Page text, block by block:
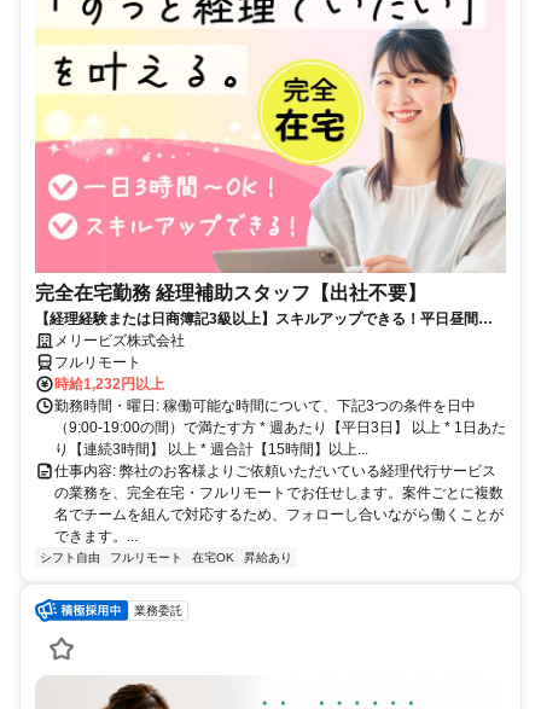
完全在宅勤務 経理補助スタッフ【出社不要】
【経理経験または日商簿記3級以上】スキルアップできる！平日昼間３h
～。完全在宅で育児・介護中の方も大歓迎♪
メリービズ株式会社
フルリモート
時給1,232円以上
勤務時間・曜日: 稼働可能な時間について、下記3つの条件を日中
（9:00-19:00の間）で満たす方 * 週あたり【平日3日】 以上 * 1日あた
り【連続3時間】 以上 * 週合計【15時間】以上...
仕事内容: 弊社のお客様よりご依頼いただいている経理代行サービス
の業務を、完全在宅・フルリモートでお任せします。案件ごとに複数
名でチームを組んで対応するため、フォローし合いながら働くことが
できます。...
シフト自由 フルリモート 在宅OK 昇給あり
業務委託